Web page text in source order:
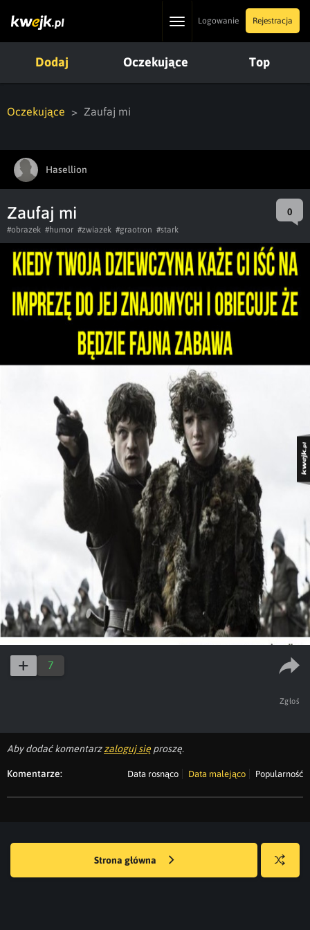
ToggleLogowanie Rejestracja
Dodaj Oczekujące Top
Oczekujące Zaufaj mi
Hasellion
Zaufaj mi 0
#obrazek #humor #zwiazek #graotron #stark
7
Zgłoś
Aby dodać komentarzzaloguj się proszę.
Komentarze: Data rosnąco Data malejąco Popularność
Strona główna